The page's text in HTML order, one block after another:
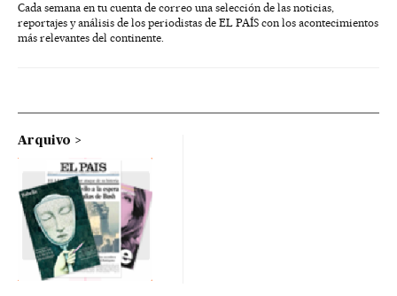
Cada semana en tu cuenta de correo una selección de las noticias,
reportajes y análisis de los periodistas de EL PAÍS con los acontecimientos
más relevantes del continente.
Arquivo